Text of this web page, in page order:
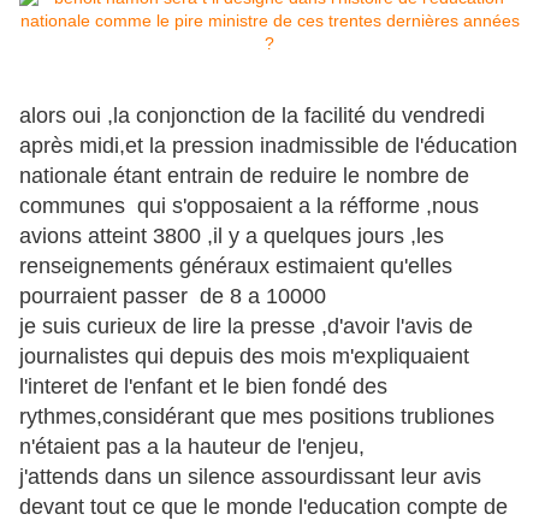
alors oui ,la conjonction de la facilité du vendredi
après midi,et la pression inadmissible de l'éducation
nationale étant entrain de reduire le nombre de
communes qui s'opposaient a la réfforme ,nous
avions atteint 3800 ,il y a quelques jours ,les
renseignements généraux estimaient qu'elles
pourraient passer de 8 a 10000
je suis curieux de lire la presse ,d'avoir l'avis de
journalistes qui depuis des mois m'expliquaient
l'interet de l'enfant et le bien fondé des
rythmes,considérant que mes positions trubliones
n'étaient pas a la hauteur de l'enjeu,
j'attends dans un silence assourdissant leur avis
devant tout ce que le monde l'education compte de